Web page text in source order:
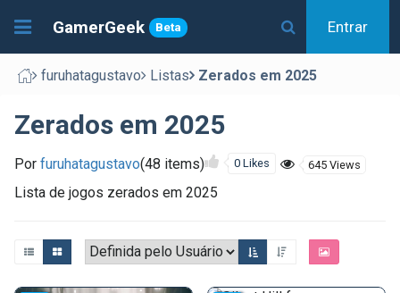
GamerGeek Beta Entrar
furuhatagustavo Listas Zerados em 2025
Zerados em 2025
Por furuhatagustavo(48 items) 0 Likes 645 Views
Lista de jogos zerados em 2025